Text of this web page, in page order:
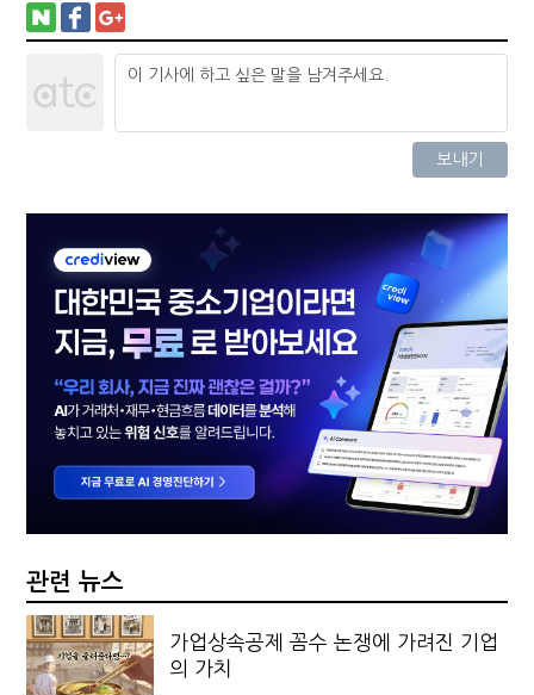
관련 뉴스
가업상속공제 꼼수 논쟁에 가려진 기업
의 가치